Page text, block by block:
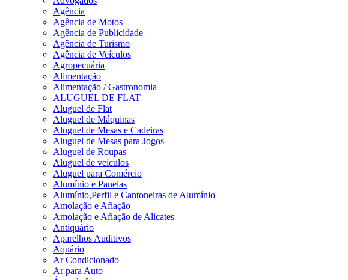
Agência
Agência de Motos
Agência de Publicidade
Agência de Turismo
Agência de Veículos
Agropecuária
Alimentação
Alimentação / Gastronomia
ALUGUEL DE FLAT
Aluguel de Flat
Aluguel de Máquinas
Aluguel de Mesas e Cadeiras
Aluguel de Mesas para Jogos
Aluguel de Roupas
Aluguel de veículos
Aluguel para Comércio
Alumínio e Panelas
Alumínio,Perfil e Cantoneiras de Alumínio
Amolação e Afiação
Amolação e Afiação de Alicates
Antiquário
Aparelhos Auditivos
Aquário
Ar Condicionado
Ar para Auto